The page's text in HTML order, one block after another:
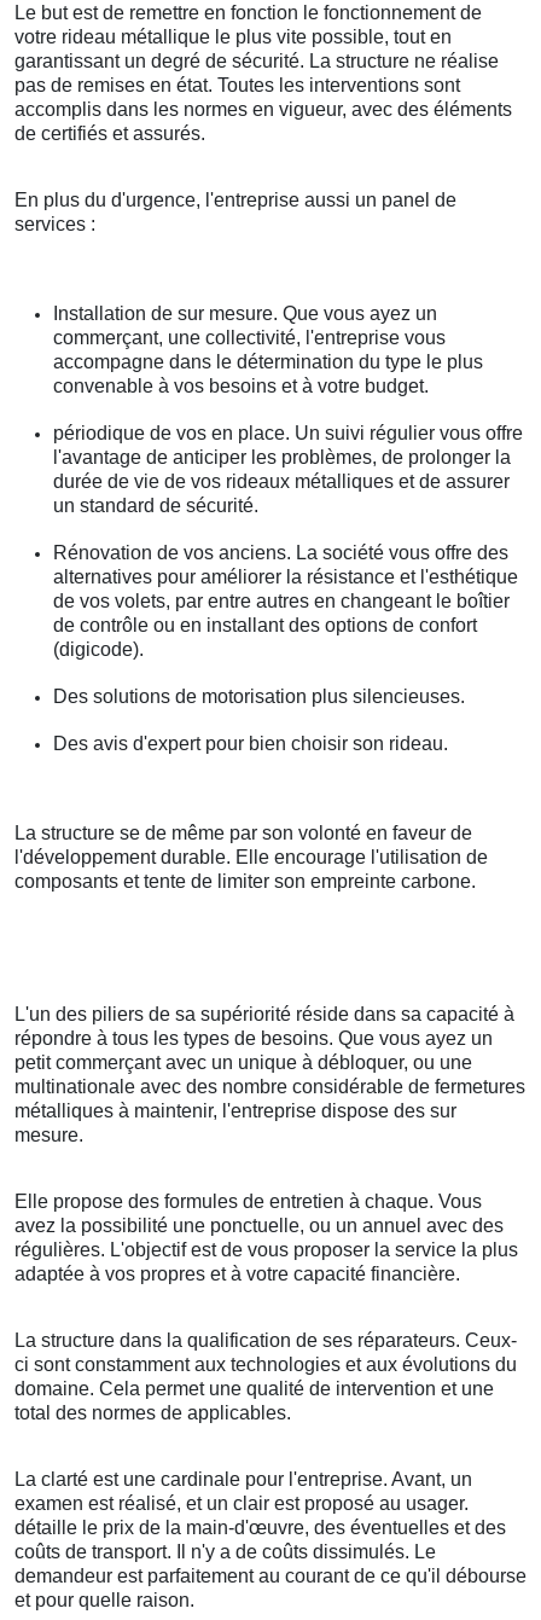
Le but est de remettre en fonction le fonctionnement de
votre rideau métallique le plus vite possible, tout en
garantissant un degré de sécurité. La structure ne réalise
pas de remises en état. Toutes les interventions sont
accomplis dans les normes en vigueur, avec des éléments
de certifiés et assurés.
En plus du d'urgence, l'entreprise aussi un panel de
services :
Installation de sur mesure. Que vous ayez un
commerçant, une collectivité, l'entreprise vous
accompagne dans le détermination du type le plus
convenable à vos besoins et à votre budget.
périodique de vos en place. Un suivi régulier vous offre
l'avantage de anticiper les problèmes, de prolonger la
durée de vie de vos rideaux métalliques et de assurer
un standard de sécurité.
Rénovation de vos anciens. La société vous offre des
alternatives pour améliorer la résistance et l'esthétique
de vos volets, par entre autres en changeant le boîtier
de contrôle ou en installant des options de confort
(digicode).
Des solutions de motorisation plus silencieuses.
Des avis d'expert pour bien choisir son rideau.
La structure se de même par son volonté en faveur de
l'développement durable. Elle encourage l'utilisation de
composants et tente de limiter son empreinte carbone.
L'un des piliers de sa supériorité réside dans sa capacité à
répondre à tous les types de besoins. Que vous ayez un
petit commerçant avec un unique à débloquer, ou une
multinationale avec des nombre considérable de fermetures
métalliques à maintenir, l'entreprise dispose des sur
mesure.
Elle propose des formules de entretien à chaque. Vous
avez la possibilité une ponctuelle, ou un annuel avec des
régulières. L'objectif est de vous proposer la service la plus
adaptée à vos propres et à votre capacité financière.
La structure dans la qualification de ses réparateurs. Ceux-
ci sont constamment aux technologies et aux évolutions du
domaine. Cela permet une qualité de intervention et une
total des normes de applicables.
La clarté est une cardinale pour l'entreprise. Avant, un
examen est réalisé, et un clair est proposé au usager.
détaille le prix de la main-d'œuvre, des éventuelles et des
coûts de transport. Il n'y a de coûts dissimulés. Le
demandeur est parfaitement au courant de ce qu'il débourse
et pour quelle raison.